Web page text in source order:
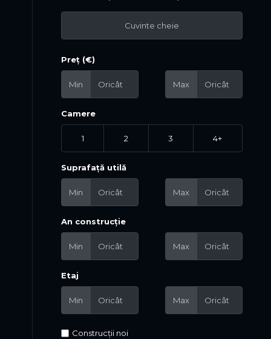
Preț (€)
Min Max
Camere
1 2 3 4+
Suprafață utilă
Min Max
An construcție
Min Max
Etaj
Min Max
Construcții noi